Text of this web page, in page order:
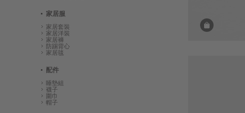
家居服
家居套裝
家居洋裝
家居褲
防踢背心
家居毯
配件
睡墊組
襪子
圍巾
帽子